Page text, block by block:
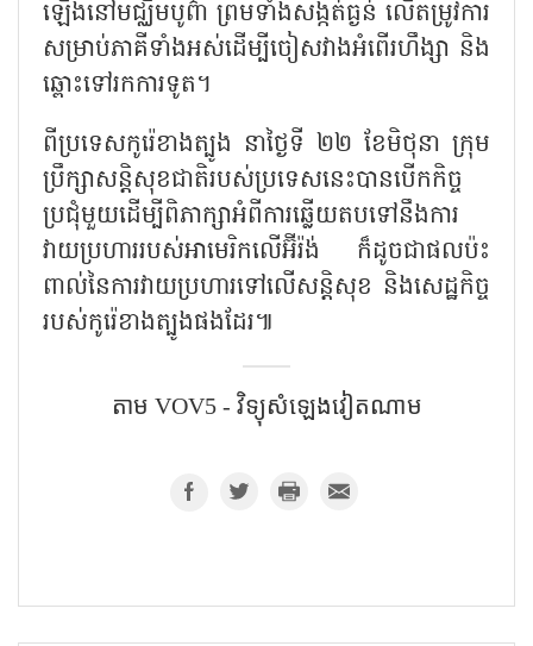
ឡើងនៅមជ្ឈិមបូព៌ា ព្រមទាំងសង្កត់ធ្ងន់ លើតម្រូវការ
សម្រាប់ភាគីទាំងអស់ដើម្បីចៀសវាងអំពើរហឹង្សា និង
ឆ្ពោះទៅរកការទូត។
ពីប្រទេសកូរ៉េខាងត្បូង នាថ្ងៃទី ២២ ខែមិថុនា ក្រុម
ប្រឹក្សាសន្តិសុខជាតិរបស់ប្រទេសនេះបានបើកកិច្ច
ប្រជុំមួយដើម្បីពិភាក្សាអំពីការឆ្លើយតបទៅនឹងការ
វាយប្រហាររបស់អាមេរិកលើអ៊ីរ៉ង់ ក៏ដូចជាផលប៉ះ
ពាល់នៃការវាយប្រហារទៅលើសន្តិសុខ និងសេដ្ឋកិច្ច
របស់កូរ៉េខាងត្បូងផងដែរ៕
តាម VOV5 - វិទ្យុសំឡេង​វៀតណាម